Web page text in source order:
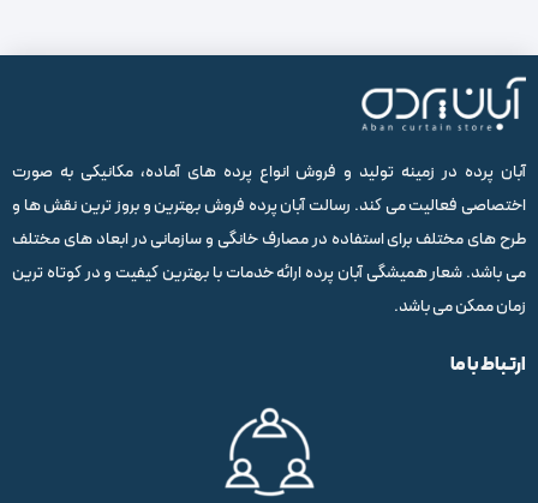
آبان پرده در زمینه تولید و فروش انواع پرده های آماده، مکانیکی به صورت
اختصاصی فعالیت می کند. رسالت آبان پرده فروش بهترین و بروز ترین نقش ها و
طرح های مختلف برای استفاده در مصارف خانگی و سازمانی در ابعاد های مختلف
می باشد. شعار همیشگی آبان پرده ارائه خدمات با بهترین کیفیت و در کوتاه ترین
زمان ممکن می باشد.
ارتباط با ما